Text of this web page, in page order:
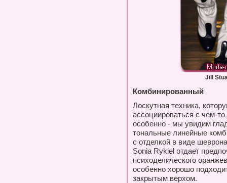
Jill
Комбинированный
Лоскутная техника,
ассоциироваться с чем-
особенно - мы увидим
тональные линейные
с отделкой в виде
Sonia Rykiel отдает
психоделического
особенно хорошо
закрытым верхом.